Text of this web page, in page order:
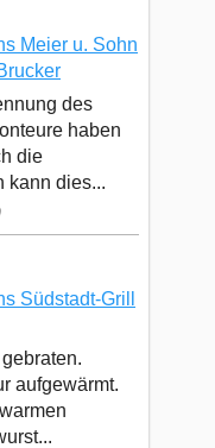
Meier u. Sohn
des
haben
die
kann dies...
Südstadt-Grill
aufgewärmt.